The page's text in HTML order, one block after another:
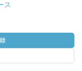
ス